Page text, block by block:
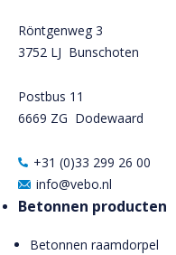
Röntgenweg 3
3752 LJ Bunschoten
Postbus 11
6669 ZG Dodewaard
+31 (0)33 299 26 00
info@vebo.nl
Betonnen producten
Betonnen raamdorpel